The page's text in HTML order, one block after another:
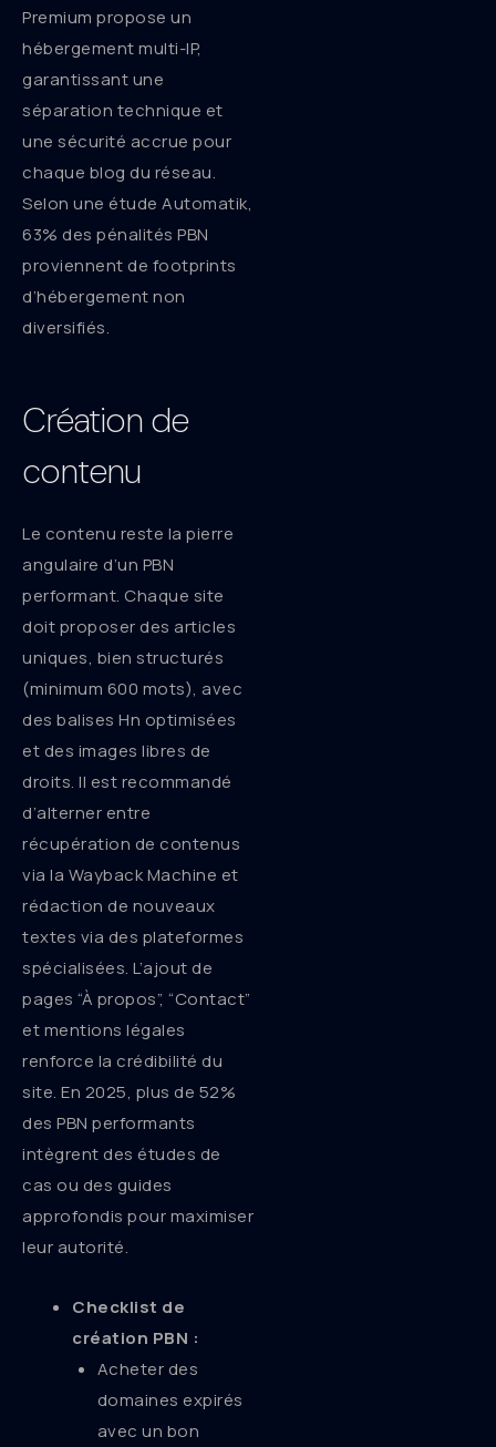
Premium propose un
hébergement multi-IP,
garantissant une
séparation technique et
une sécurité accrue pour
chaque blog du réseau.
Selon une étude Automatik,
63% des pénalités PBN
proviennent de footprints
d’hébergement non
diversifiés.
Création de
contenu
Le contenu reste la pierre
angulaire d’un PBN
performant. Chaque site
doit proposer des articles
uniques, bien structurés
(minimum 600 mots), avec
des balises Hn optimisées
et des images libres de
droits. Il est recommandé
d’alterner entre
récupération de contenus
via la Wayback Machine et
rédaction de nouveaux
textes via des plateformes
spécialisées. L’ajout de
pages “À propos”, “Contact”
et mentions légales
renforce la crédibilité du
site. En 2025, plus de 52%
des PBN performants
intègrent des études de
cas ou des guides
approfondis pour maximiser
leur autorité.
Checklist de
création PBN :
Acheter des
domaines expirés
avec un bon